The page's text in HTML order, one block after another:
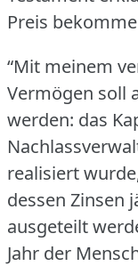
Preis
“Mit meinem
Vermögen soll
werden: das
realisiert
dessen Zinsen
ausgeteilt
Jahr der